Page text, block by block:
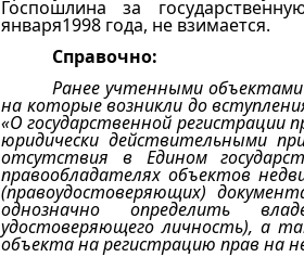
Госпошлина за
января1998 года, не взимается.
Справочно:
Ранее учтенными
на которые возникли до
«О государственной регистрации
юридически действительными
отсутствия в Едином
правообладателях объектов
(правоудостоверяющих)
однозначно определить
удостоверяющего личность), а
объекта на регистрацию прав на